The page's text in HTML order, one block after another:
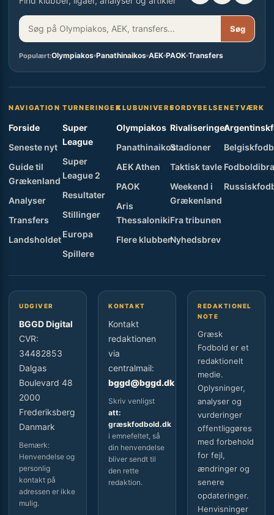
Søg
Populært:Olympiakos Panathinaikos AEK PAOK Transfers
NAVIGATION
Forside
Seneste nyt
Guide til
Grækenland
Analyser
Transfers
Landsholdet
TURNERINGER
Super
League
Super
League 2
Resultater
Stillinger
Europa
Spillere
KLUBUNIVERS
Olympiakos
Panathinaikos
AEK Athen
PAOK
Aris
Thessaloniki
Flere klubber
FORDYBELSE
Rivaliseringer
Stadioner
Taktisk tavle
Weekend i
Grækenland
Fra tribunen
Nyhedsbrev
NETVÆRK
UDGIVER
BGGD Digital
CVR:
34482853
Dalgas
Boulevard 48
2000
Frederiksberg
Danmark
Bemærk:
Henvendelse og
personlig
kontakt på
adressen er ikke
mulig.
KONTAKT
Kontakt
redaktionen
via
centralmail:
bggd@bggd.dk
Skriv venligst
att:
græskfodbold.dk
i emnefeltet, så
din henvendelse
bliver sendt til
den rette
redaktion.
REDAKTIONEL
NOTE
Græsk
Fodbold er et
redaktionelt
medie.
Oplysninger,
analyser og
vurderinger
offentliggøres
med forbehold
for fejl,
ændringer og
senere
opdateringer.
Henvisninger